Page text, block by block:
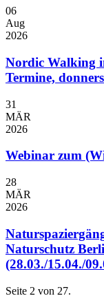
06
Aug
2026
Nordic Walking
Termine,
31
MÄR
2026
Webinar zum
28
MÄR
2026
Naturschutz
(28.03./15.04./
Seite 2 von 27.